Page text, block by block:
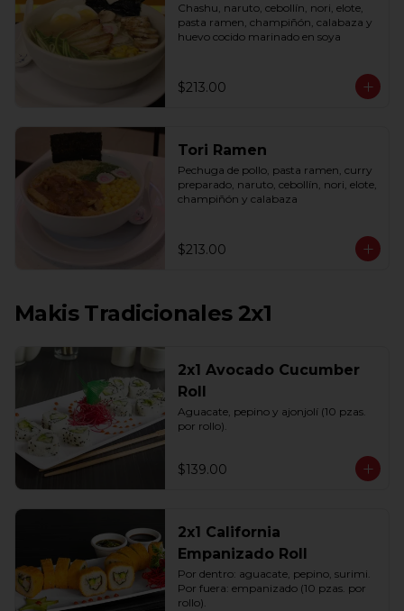
Chashu, naruto, cebollín, nori, elote,
pasta ramen, champiñón, calabaza y
huevo cocido marinado en soya
$213.00
Tori Ramen
Pechuga de pollo, pasta ramen, curry
preparado, naruto, cebollín, nori, elote,
champiñón y calabaza
$213.00
Makis Tradicionales 2x1
2x1 Avocado Cucumber
Roll
Aguacate, pepino y ajonjolí (10 pzas.
por rollo).
$139.00
2x1 California
Empanizado Roll
Por dentro: aguacate, pepino, surimi.
Por fuera: empanizado (10 pzas. por
rollo).